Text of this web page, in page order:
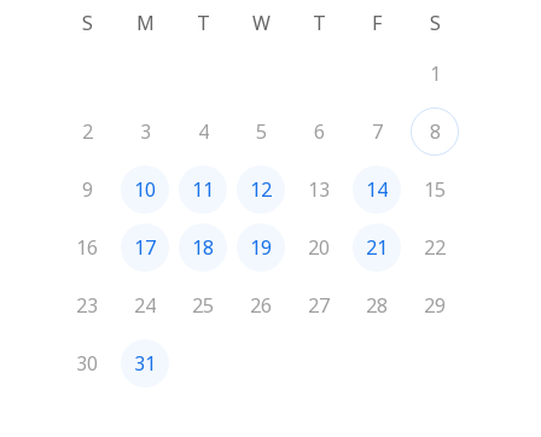
S
M T W T F
S
1
2 3 4 5 6 7 8
9 10 11 12 13 14 15
16 17 18 19 20 21 22
23 24 25 26 27 28 29
30 31